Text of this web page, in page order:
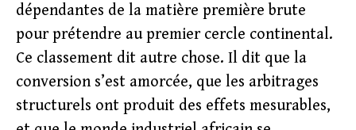
dépendantes de la matière première brute
pour prétendre au premier cercle continental.
Ce classement dit autre chose. Il dit que la
conversion s’est amorcée, que les arbitrages
structurels ont produit des effets mesurables,